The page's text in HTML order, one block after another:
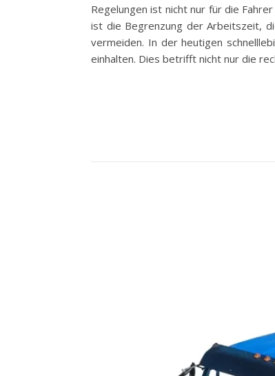
Regelungen ist nicht nur für die
ist die Begrenzung der Arbeitszeit,
vermeiden. In der heutigen
einhalten. Dies betrifft nicht nur die